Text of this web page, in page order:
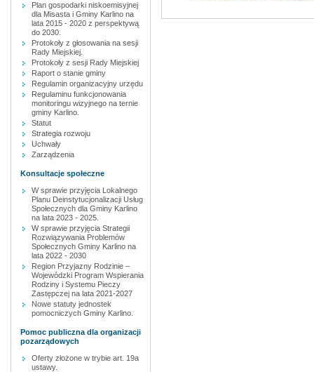
Plan gospodarki niskoemisyjnej
dla Misasta i Gminy Karlino na
lata 2015 - 2020 z perspektywą
do 2030.
Protokoły z głosowania na sesji
Rady Miejskiej.
Protokoły z sesji Rady Miejskiej
Raport o stanie gminy
Regulamin organizacyjny urzędu
Regulaminu funkcjonowania
monitoringu wizyjnego na ternie
gminy Karlino.
Statut
Strategia rozwoju
Uchwały
Zarządzenia
Konsultacje społeczne
W sprawie przyjęcia Lokalnego
Planu Deinstytucjonalizacji Usług
Społecznych dla Gminy Karlino
na lata 2023 - 2025.
W sprawie przyjęcia Strategii
Rozwiązywania Problemów
Społecznych Gminy Karlino na
lata 2022 - 2030
Region Przyjazny Rodzinie –
Wojewódzki Program Wspierania
Rodziny i Systemu Pieczy
Zastępczej na lata 2021-2027
Nowe statuty jednostek
pomocniczych Gminy Karlino.
Pomoc publiczna dla organizacji
pozarządowych
Oferty złożone w trybie art. 19a
ustawy.